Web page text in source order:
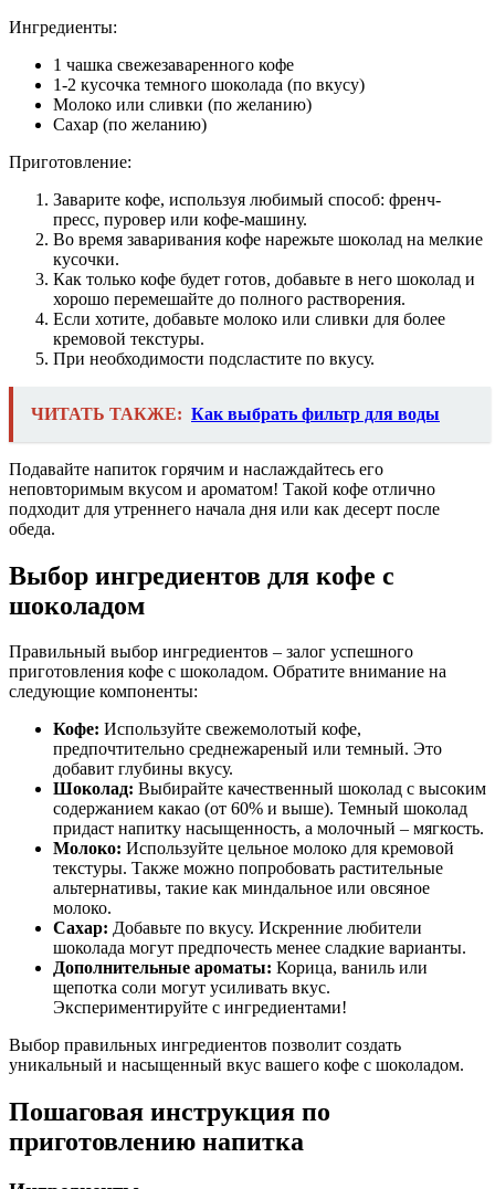
Ингредиенты:
1 чашка свежезаваренного кофе
1-2 кусочка темного шоколада (по вкусу)
Молоко или сливки (по желанию)
Сахар (по желанию)
Приготовление:
Заварите кофе, используя любимый способ: френч-
пресс, пуровер или кофе-машину.
Во время заваривания кофе нарежьте шоколад на мелкие
кусочки.
Как только кофе будет готов, добавьте в него шоколад и
хорошо перемешайте до полного растворения.
Если хотите, добавьте молоко или сливки для более
кремовой текстуры.
При необходимости подсластите по вкусу.
ЧИТАТЬ ТАКЖЕ: Как выбрать фильтр для воды
Подавайте напиток горячим и наслаждайтесь его
неповторимым вкусом и ароматом! Такой кофе отлично
подходит для утреннего начала дня или как десерт после
обеда.
Выбор ингредиентов для кофе с
шоколадом
Правильный выбор ингредиентов – залог успешного
приготовления кофе с шоколадом. Обратите внимание на
следующие компоненты:
Кофе: Используйте свежемолотый кофе,
предпочтительно среднежареный или темный. Это
добавит глубины вкусу.
Шоколад: Выбирайте качественный шоколад с высоким
содержанием какао (от 60% и выше). Темный шоколад
придаст напитку насыщенность, а молочный – мягкость.
Молоко: Используйте цельное молоко для кремовой
текстуры. Также можно попробовать растительные
альтернативы, такие как миндальное или овсяное
молоко.
Сахар: Добавьте по вкусу. Искренние любители
шоколада могут предпочесть менее сладкие варианты.
Дополнительные ароматы: Корица, ваниль или
щепотка соли могут усиливать вкус.
Экспериментируйте с ингредиентами!
Выбор правильных ингредиентов позволит создать
уникальный и насыщенный вкус вашего кофе с шоколадом.
Пошаговая инструкция по
приготовлению напитка